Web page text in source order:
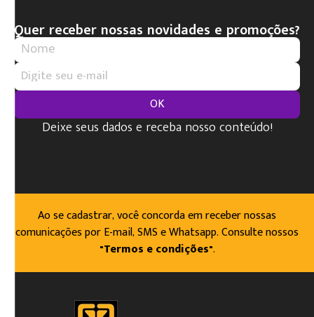
Quer receber nossas novidades e promoções?
OK
Deixe seus dados e receba nosso conteúdo!
Ao se cadastrar, você concorda em receber nossas
comunicações por E-mail, SMS e Whatsapp. Consulte nossos
"Termos e condições".